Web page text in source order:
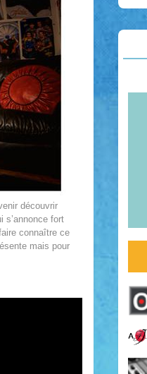
découvrir
s’annonce fort
connaître ce
mais pour